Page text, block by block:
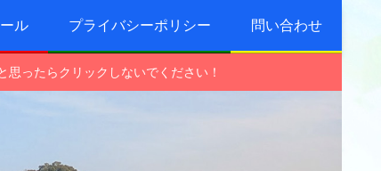
ル プライバシーポリシー 問い合わせ
ったらクリックしないでください！